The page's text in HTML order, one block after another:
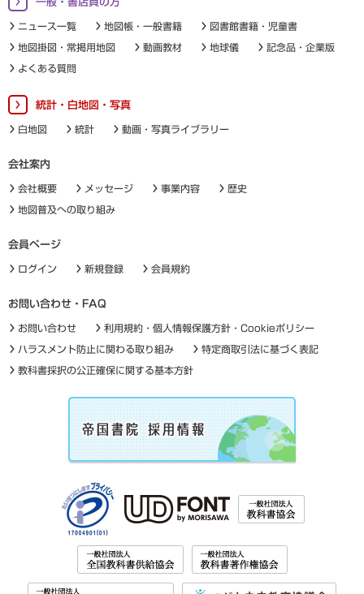
ニュース一覧 地図帳・一般書籍 図書館書籍・児童書
地図掛図・常掲用地図 動画教材 地球儀 記念品・企業版
よくある質問
統計・白地図・写真
白地図 統計 動画・写真ライブラリー
会社案内
会社概要 メッセージ 事業内容 歴史
地図普及への取り組み
会員ページ
ログイン 新規登録 会員規約
お問い合わせ・FAQ
お問い合わせ 利用規約・個人情報保護方針・Cookieポリシー
ハラスメント防止に関わる取り組み 特定商取引法に基づく表記
教科書採択の公正確保に関する基本方針